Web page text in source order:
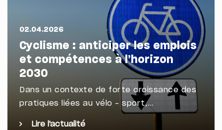
02.04.2026
Cyclisme : anticiper les emplois
et compétences à l’horizon
2030
Dans un contexte de forte croissance des
pratiques liées au vélo – sport,…
Lire l'actualité